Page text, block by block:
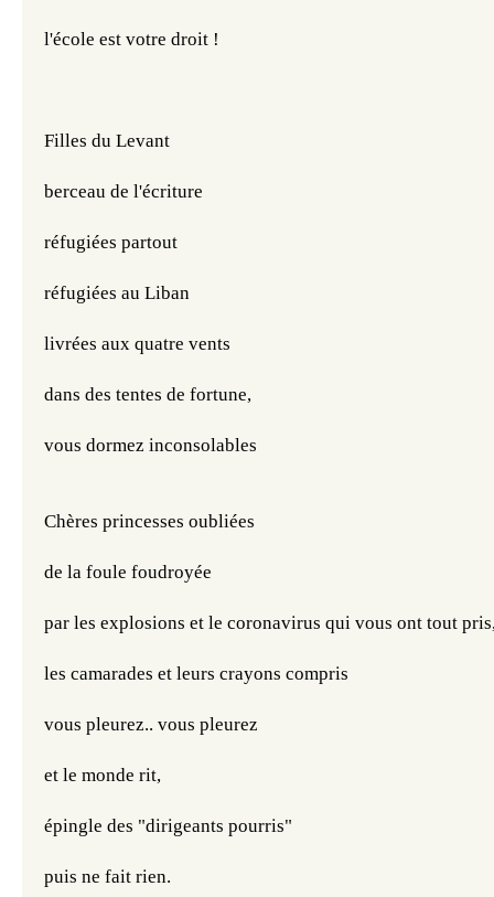
l'école est votre droit !
Filles du Levant
berceau de l'écriture
réfugiées partout
réfugiées au Liban
livrées aux quatre vents
dans des tentes de fortune,
vous dormez inconsolables
Chères princesses oubliées
de la foule foudroyée
par les explosions et le coronavirus qui vous ont tout
les camarades et leurs crayons compris
vous pleurez.. vous pleurez
et le monde rit,
épingle des "dirigeants pourris"
puis ne fait rien.​​​​​​